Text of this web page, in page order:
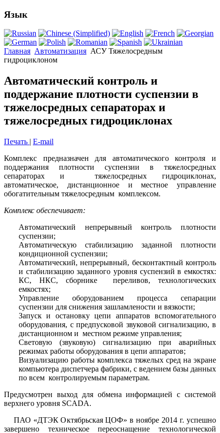
Язык
Главная Автоматизация АСУ Тяжелосредным
гидроциклоном
Автоматический контроль и
поддержание плотности суспензии в
тяжелосредных сепараторах и
тяжелосредных гидроциклонах
Печать | E-mail
Комплекс предназначен для автоматического контроля и
поддержания плотности суспензии в тяжелосредных
сепараторах и тяжелосредных гидроциклонах,
автоматическое, дистанционное и местное управление
обогатительным тяжелосредным комплексом.
Комплекс обеспечивает:
Автоматический непрерывный контроль плотности
суспензии;
Автоматическую стабилизацию заданной плотности
кондиционной суспензии;
Автоматический, непрерывный, бесконтактный контроль
и стабилизацию заданного уровня суспензий в емкостях:
КС, НКС, сборнике переливов, технологических
емкостях;
Управление оборудованием процесса сепарации
суспензии для снижения зашламлености и вязкости;
Запуск и остановку цепи аппаратов вспомогательного
оборудования, с предпусковой звуковой сигнализацию, в
дистанционном и местном режиме управления;
Световую (звуковую) сигнализацию при аварийных
режимах работы оборудования в цепи аппаратов;
Визуализацию работы комплекса тяжелых сред на экране
компьютера диспетчера фабрики, с ведением базы данных
по всем контролируемым параметрам.
Предусмотрен выход для обмена информацией с системой
верхнего уровня SCADA.
ПАО «ДТЭК Октябрьская ЦОФ» в ноябре 2014 г. успешно
завершено техническое переоснащение технологической